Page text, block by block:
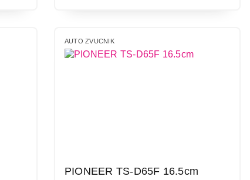
AUTO ZVUCNIK
PIONEER TS-D65F 16.5cm